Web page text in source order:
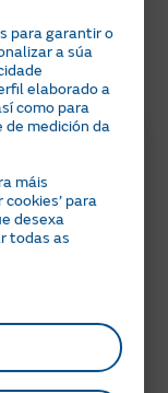
6 min
¿Qué
para garantir o
a súa
elaborado a
como para
medición da
máis
para
desexa
todas as